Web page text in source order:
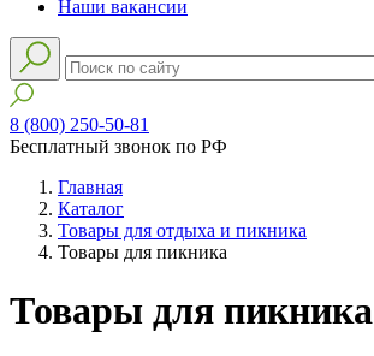
Наши вакансии
8 (800) 250-50-81
Бесплатный звонок по РФ
Главная
Каталог
Товары для отдыха и пикника
Товары для пикника
Товары для пикника